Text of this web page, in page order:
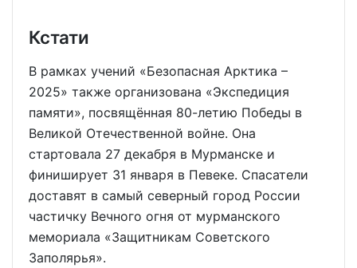
Кстати
В рамках учений «Безопасная Арктика –
2025» также организована «Экспедиция
памяти», посвящённая 80-летию Победы в
Великой Отечественной войне. Она
стартовала 27 декабря в Мурманске и
финиширует 31 января в Певеке. Спасатели
доставят в самый северный город России
частичку Вечного огня от мурманского
мемориала «Защитникам Советского
Заполярья».